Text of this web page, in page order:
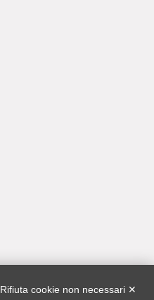
Rifiuta cookie non necessari ✕